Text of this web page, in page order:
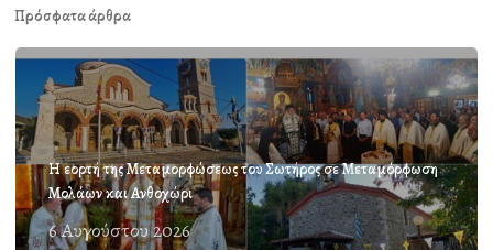
Πρόσφατα άρθρα
Η εορτή της Μεταμορφώσεως του Σωτήρος σε Μεταμόρφωση
Μολάων και Ανθοχώρι
6 Αυγούστου 2026